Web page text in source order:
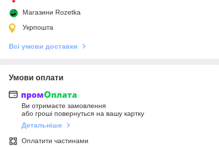
Магазини Rozetka
Укрпошта
Всі умови доставки
Умови оплати
Ви отримаєте замовлення
або гроші повернуться на вашу картку
Детальніше
Оплатити частинами